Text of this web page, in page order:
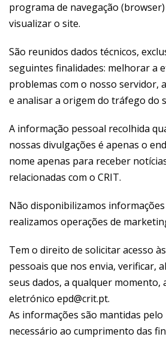
programa de navegação
visualizar o site.
São reunidos dados técnicos,
seguintes finalidades: melhorar a
problemas com o nosso servidor,
e analisar a origem do tráfego do
A informação pessoal recolhida
nossas divulgações é apenas o
nome apenas para receber
relacionadas com o CRIT.
Não disponibilizamos
realizamos operações de
Tem o direito de solicitar acesso
pessoais que nos envia, verificar,
seus dados, a qualquer momento,
eletrónico epd@crit.pt.
As informações são mantidas
necessário ao cumprimento das